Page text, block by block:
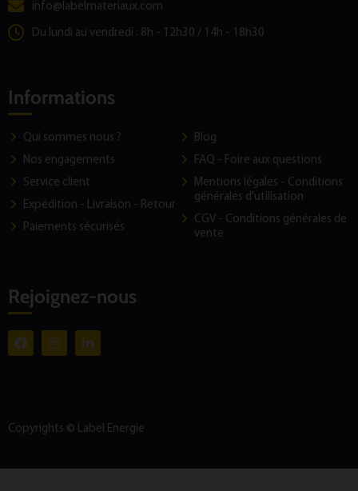
info@labelmateriaux.com
Du lundi au vendredi : 8h - 12h30 / 14h - 18h30
Informations
Qui sommes nous ?
Nos engagements
Service client
Expédition - Livraison - Retour
Paiements sécurisés
Blog
FAQ - Foire aux questions
Mentions légales - Conditions
générales d'utilisation
CGV - Conditions générales de
vente
Rejoignez-nous
Copyrights © Label Energie